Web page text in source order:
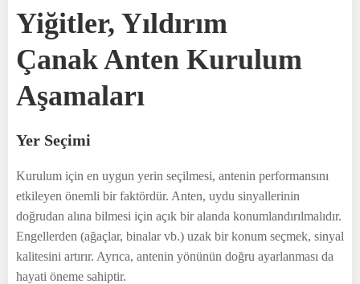
Yiğitler, Yıldırım
Çanak Anten Kurulum
Aşamaları
Yer Seçimi
Kurulum için en uygun yerin seçilmesi, antenin performansını
etkileyen önemli bir faktördür. Anten, uydu sinyallerinin
doğrudan alına bilmesi için açık bir alanda konumlandırılmalıdır.
Engellerden (ağaçlar, binalar vb.) uzak bir konum seçmek, sinyal
kalitesini artırır. Ayrıca, antenin yönünün doğru ayarlanması da
hayati öneme sahiptir.